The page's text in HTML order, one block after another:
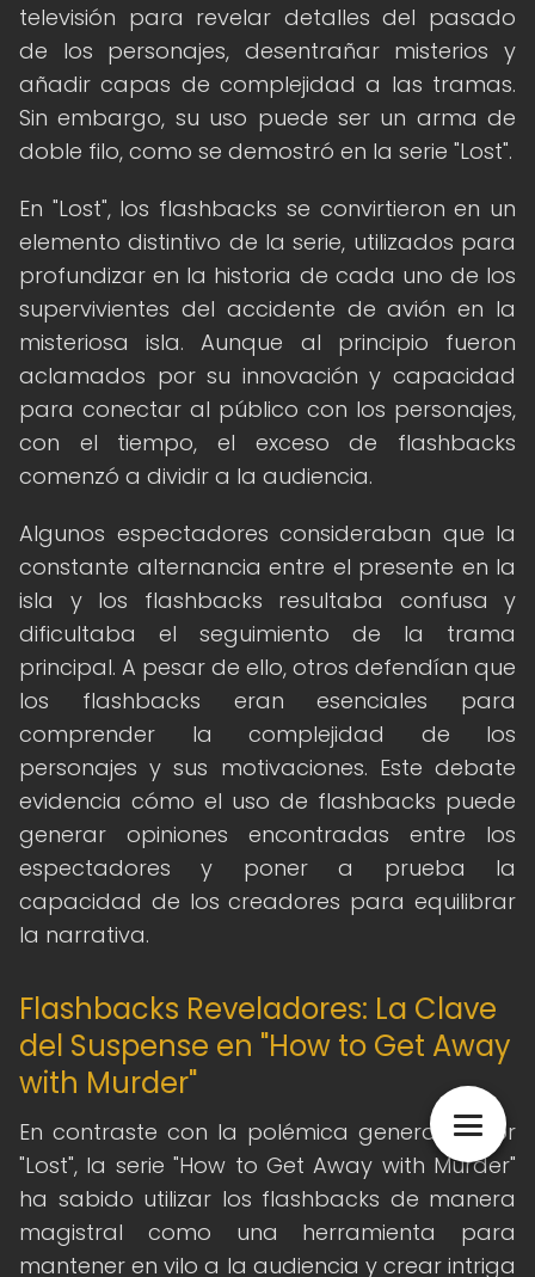
televisión para revelar detalles del pasado
de los personajes, desentrañar misterios y
añadir capas de complejidad a las tramas.
Sin embargo, su uso puede ser un arma de
doble filo, como se demostró en la serie "Lost".
En "Lost", los flashbacks se convirtieron en un
elemento distintivo de la serie, utilizados para
profundizar en la historia de cada uno de los
supervivientes del accidente de avión en la
misteriosa isla. Aunque al principio fueron
aclamados por su innovación y capacidad
para conectar al público con los personajes,
con el tiempo, el exceso de flashbacks
comenzó a dividir a la audiencia.
Algunos espectadores consideraban que la
constante alternancia entre el presente en la
isla y los flashbacks resultaba confusa y
dificultaba el seguimiento de la trama
principal. A pesar de ello, otros defendían que
los flashbacks eran esenciales para
comprender la complejidad de los
personajes y sus motivaciones. Este debate
evidencia cómo el uso de flashbacks puede
generar opiniones encontradas entre los
espectadores y poner a prueba la
capacidad de los creadores para equilibrar
la narrativa.
Flashbacks Reveladores: La Clave
del Suspense en "How to Get Away
with Murder"
En contraste con la polémica generada por
"Lost", la serie "How to Get Away with Murder"
ha sabido utilizar los flashbacks de manera
magistral como una herramienta para
mantener en vilo a la audiencia y crear intriga